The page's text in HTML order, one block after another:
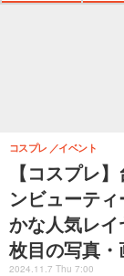
【コスプレ
ンビューテ
かな人気レ
枚目の写真・
コスプレ イベント
2024.11.7 Thu 7:00